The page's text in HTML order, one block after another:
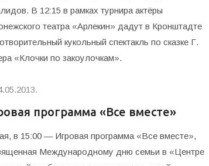
В 12:15 в рамках турнира актёры
театра «Арлекин» дадут в Кронштадте
кукольный спектакль по сказке Г.
«Клочки по закоулочкам».
программа «Все вместе»
в 15:00 — Игровая программа «Все вместе»,
Международному дню семьи в «Центре